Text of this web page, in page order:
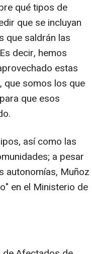
qué tipos de
que se incluyan
que saldrán las
decir, hemos
estas
que somos los que
que esos
así como las
a pesar
autonomías, Muñoz
en el Ministerio de